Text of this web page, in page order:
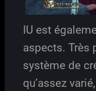
IU est
aspects. Très
système de
qu’assez